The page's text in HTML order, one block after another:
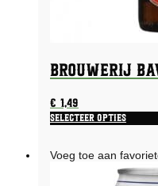
Brouwerij
€1,49
Selecteer opties
Voeg toe aan